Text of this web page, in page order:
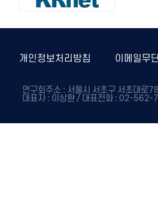
개인정보처리방침 이메일무
연구회주소 : 서울시 서초구 서초대
대표자 : 이상환 / 대표전화 : 02-